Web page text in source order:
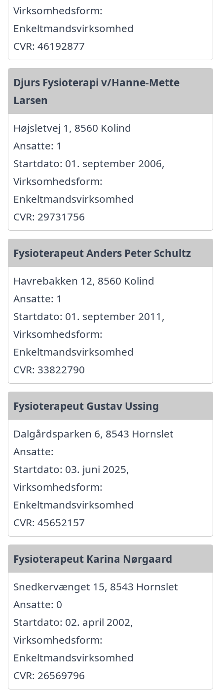
Virksomhedsform:
Enkeltmandsvirksomhed
CVR: 46192877
Djurs Fysioterapi v/Hanne-Mette
Larsen
Højsletvej 1, 8560 Kolind
Ansatte: 1
Startdato: 01. september 2006,
Virksomhedsform:
Enkeltmandsvirksomhed
CVR: 29731756
Fysioterapeut Anders Peter Schultz
Havrebakken 12, 8560 Kolind
Ansatte: 1
Startdato: 01. september 2011,
Virksomhedsform:
Enkeltmandsvirksomhed
CVR: 33822790
Fysioterapeut Gustav Ussing
Dalgårdsparken 6, 8543 Hornslet
Ansatte:
Startdato: 03. juni 2025,
Virksomhedsform:
Enkeltmandsvirksomhed
CVR: 45652157
Fysioterapeut Karina Nørgaard
Snedkervænget 15, 8543 Hornslet
Ansatte: 0
Startdato: 02. april 2002,
Virksomhedsform:
Enkeltmandsvirksomhed
CVR: 26569796